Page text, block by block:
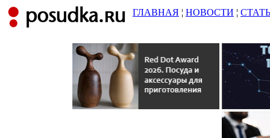
ГЛАВНАЯ ¦ НОВОСТИ ¦